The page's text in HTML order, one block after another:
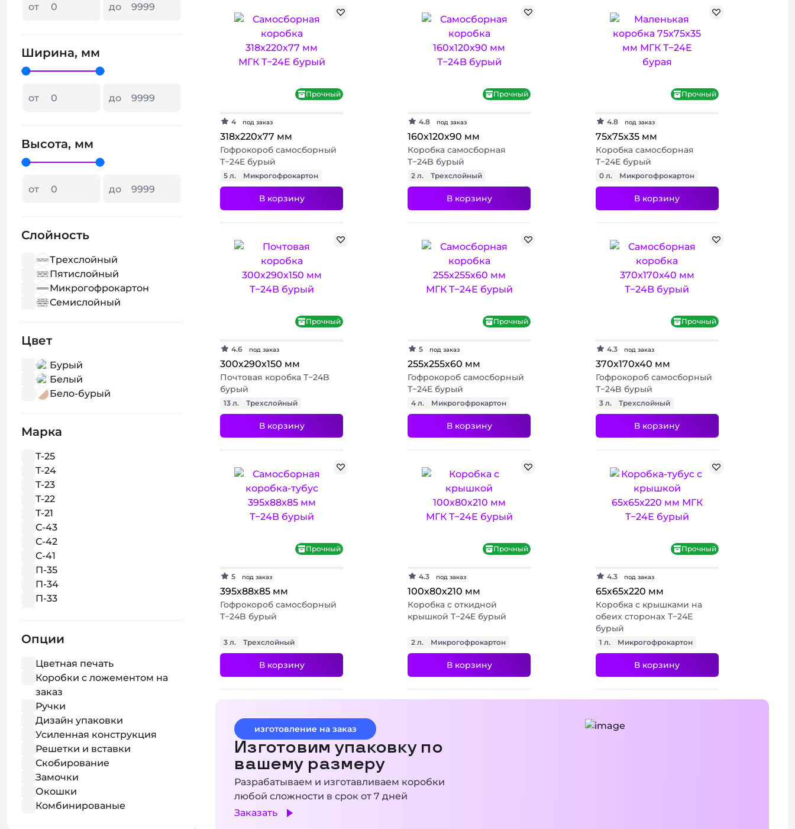
от до
Ширина, мм
от до
Высота, мм
от до
Слойность
Трехслойный
Пятислойный
Микрогофрокартон
Семислойный
Цвет
Бурый
Белый
Бело-бурый
Марка
Т-25
Т-24
Т-23
Т-22
Т-21
С-43
С-42
С-41
П-35
П-34
П-33
Опции
Цветная печать
Коробки с ложементом на
заказ
Ручки
Дизайн упаковки
Усиленная конструкция
Решетки и вставки
Скобирование
Замочки
Окошки
Комбинированые
+ 3 фото + 3 фото + 3 фото
+ 3 фото
Прочный
4 под заказ
318х220х77 мм
Гофрокороб самосборный
Т−24E бурый
5 л. Микрогофрокартон
В корзину
+ 3 фото
Прочный
4.8 под заказ
160х120х90 мм
Коробка самосборная
Т−24B бурый
2 л. Трехслойный
В корзину
+ 3 фото
Прочный
4.8 под заказ
75х75х35 мм
Коробка самосборная
Т−24E бурый
0 л. Микрогофрокартон
В корзину
+ 3 фото
Прочный
4.6 под заказ
300х290х150 мм
Почтовая коробка Т−24B
бурый
13 л. Трехслойный
В корзину
Прочный
5 под заказ
255х255х60 мм
Гофрокороб самосборный
Т−24E бурый
4 л. Микрогофрокартон
В корзину
Прочный
4.3 под заказ
370х170х40 мм
Гофрокороб самосборный
Т−24B бурый
3 л. Трехслойный
В корзину
Прочный
5 под заказ
395х88х85 мм
Гофрокороб самосборный
Т−24B бурый
3 л. Трехслойный
В корзину
Прочный
4.3 под заказ
100х80х210 мм
Коробка с откидной
крышкой Т−24E бурый
2 л. Микрогофрокартон
В корзину
Прочный
4.3 под заказ
65х65х220 мм
Коробка с крышками на
обеих сторонах Т−24Е
бурый
1 л. Микрогофрокартон
В корзину
изготовление на заказ
Изготовим упаковку по
вашему размеру
Разрабатываем и изготавливаем коробки
любой сложности в срок от 7 дней
Заказать